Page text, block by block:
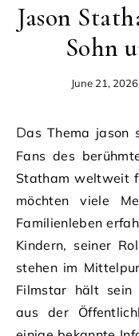
Jason
Sohn
June 21, 2026
Das Thema jason statham kinder interessiert viele
Fans des
Statham weltweit
möchten viele
Familienleben
Kindern, seiner
stehen im
Filmstar hält sein
aus der